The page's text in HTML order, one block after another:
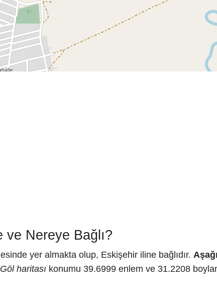
ve Nereye Bağlı?
yer almakta olup, Eskişehir iline bağlıdır.
haritası konumu 39.6999 enlem ve 31.2208